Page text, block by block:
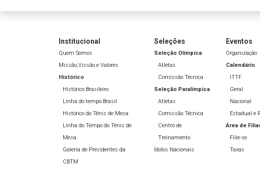
Institucional
Quem Somos
Missão,Vissão e Valores
Histórico
Histórico Brasileiro
Linha do tempo Brasil
Histórico do Tênis de Mesa
Linha do Tempo do Tênis de
Mesa
Galeria de Presidentes da
CBTM
Seleções
Seleção Olímpíca
Atletas
Comissão Técnica
Seleção Paralímpica
Atletas
Comissão Técnica
Centro de
Treinamento
Ídolos Nacionais
Eventos
Organização
Calendário
ITTF
Geral
Nacional
Estadual e
Área de
Filie-se
Taxas